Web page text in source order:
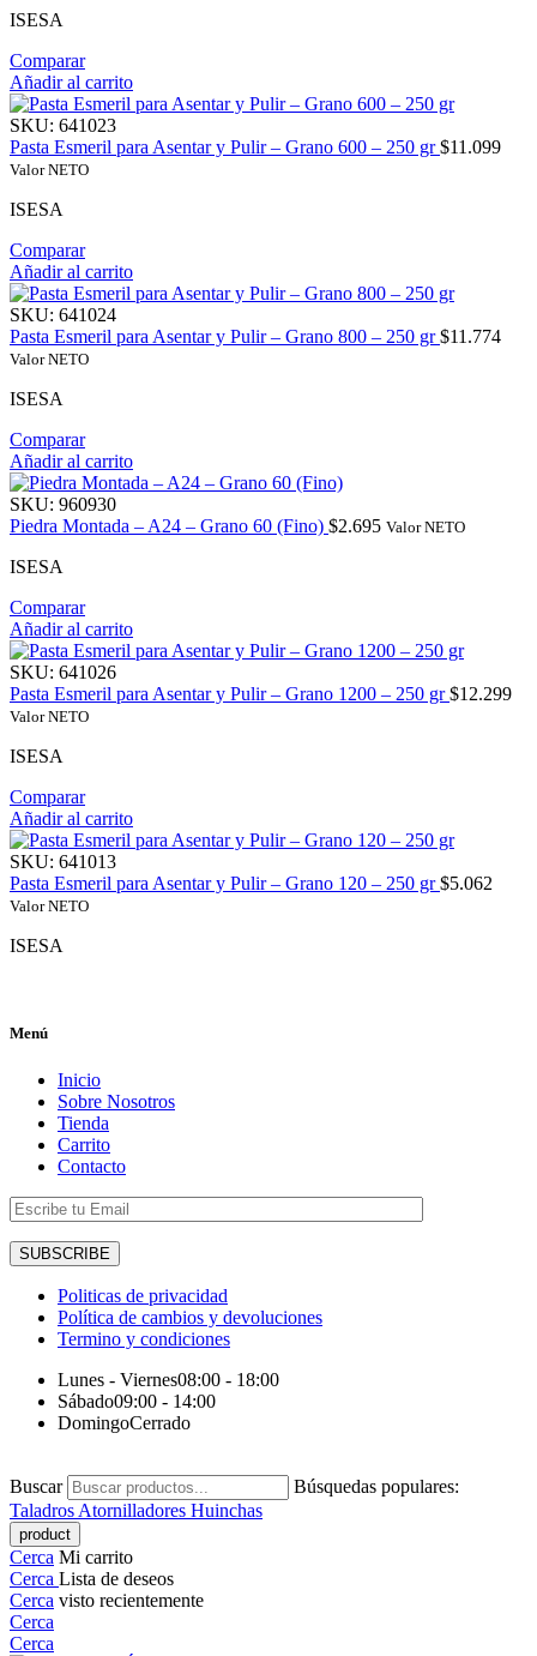
ISESA
Comparar
Añadir al carrito
SKU: 641023
Pasta Esmeril para Asentar y Pulir – Grano 600 – 250 gr$11.099
Valor NETO
ISESA
Comparar
Añadir al carrito
SKU: 641024
Pasta Esmeril para Asentar y Pulir – Grano 800 – 250 gr$11.774
Valor NETO
ISESA
Comparar
Añadir al carrito
SKU: 960930
Piedra Montada – A24 – Grano 60 (Fino) $2.695 Valor NETO
ISESA
Comparar
Añadir al carrito
SKU: 641026
Pasta Esmeril para Asentar y Pulir – Grano 1200 – 250 gr$12.299
Valor NETO
ISESA
Comparar
Añadir al carrito
SKU: 641013
Pasta Esmeril para Asentar y Pulir – Grano 120 – 250 gr$5.062
Valor NETO
ISESA
Menú
Inicio
Sobre Nosotros
Tienda
Carrito
Contacto
Politicas de privacidad
Política de cambios y devoluciones
Termino y condiciones
Lunes - Viernes08:00 - 18:00
Sábado09:00 - 14:00
DomingoCerrado
Buscar
Búsquedas populares:
TaladrosAtornilladores Huinchas
Cerca Mi carrito
Cerca Lista de deseos
Cerca visto recientemente
Cerca
Cerca